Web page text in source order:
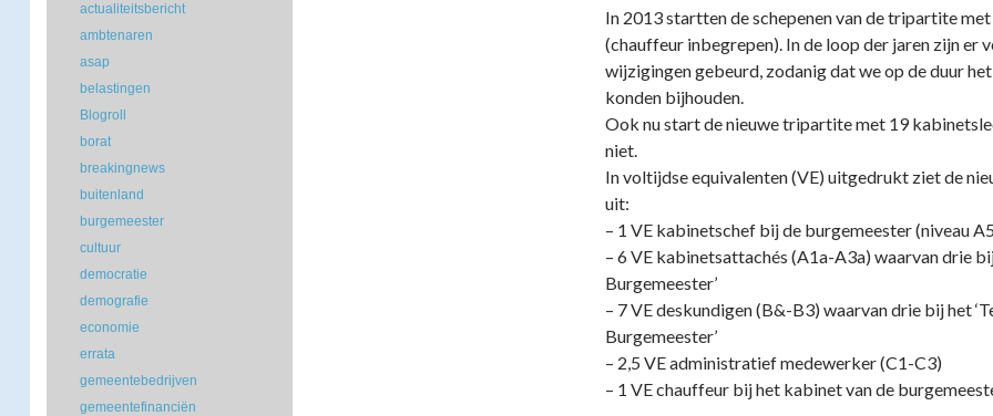
In 2013 startten de schepenen van de tripartite
(chauffeur inbegrepen). In de loop der jaren zijn er
wijzigingen gebeurd, zodanig dat we op de duur
konden bijhouden.
Ook nu start de nieuwe tripartite met 19
niet.
In voltijdse equivalenten (VE) uitgedrukt ziet de
uit:
– 1 VE kabinetschef bij de burgemeester (niveau
– 6 VE kabinetsattachés (A1a-A3a) waarvan drie bij
Burgemeester’
– 7 VE deskundigen (B&-B3) waarvan drie bij het
Burgemeester’
– 2,5 VE administratief medewerker (C1-C3)
– 1 VE chauffeur bij het kabinet van de
actualiteitsbericht
ambtenaren
asap
belastingen
Blogroll
borat
breakingnews
buitenland
burgemeester
cultuur
democratie
demografie
economie
errata
gemeentebedrijven
gemeentefinanciën